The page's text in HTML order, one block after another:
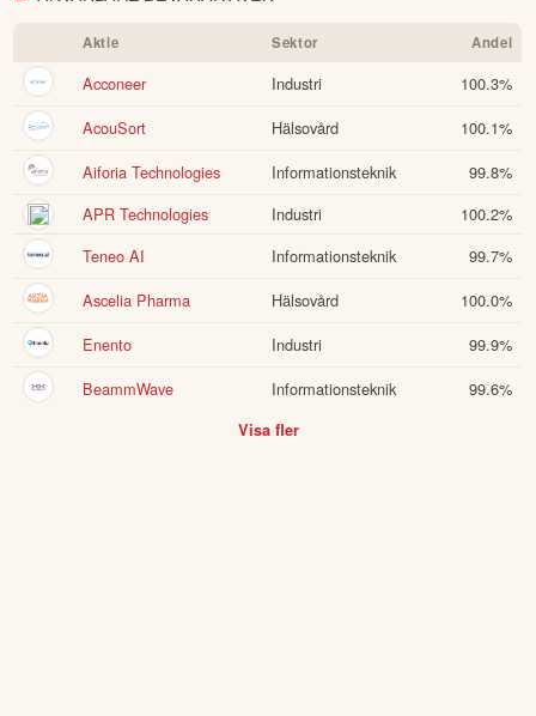
Aktie Sektor Andel
Acconeer Industri 100.3%
AcouSort
Hälsovård 100.1%
Aiforia Technologies
Informationsteknik 99.8%
APR Technologies
Industri 100.2%
Teneo AI
Informationsteknik 99.7%
Ascelia Pharma
Hälsovård 100.0%
Enento
Industri 99.9%
BeammWave
Informationsteknik 99.6%
Visa fler